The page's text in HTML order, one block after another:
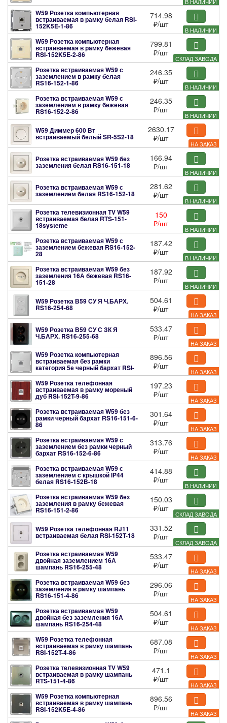
В НАЛИЧИИ
В НАЛИЧИИ
W59 Розетка компьютерная
встраиваемая в рамку белая RSI-
152K5E-1-86
714.98
₽/шт
СКЛАД ЗАВОДА
W59 Розетка компьютерная
встраиваемая в рамку бежевая
RSI-152K5E-2-86
799.81
₽/шт
В НАЛИЧИИ
Розетка встраиваемая W59 с
заземлением в рамку белая
RS16-152-1-86
246.35
₽/шт
В НАЛИЧИИ
Розетка встраиваемая W59 с
заземлением в рамку бежевая
RS16-152-2-86
246.35
₽/шт
НА ЗАКАЗ
W59 Диммер 600 Вт
встраиваемый белыйSR-5S2-18
2630.17
₽/шт
В НАЛИЧИИ
Розетка встраиваемая W59 без
заземления белая RS16-151-18
166.94
₽/шт
В НАЛИЧИИ
Розетка встраиваемая W59 с
заземлением белая RS16-152-18
281.62
₽/шт
В НАЛИЧИИ
Розетка телевизионная TV W59
встраиваемая белая RTS-151-
18systeme
150
₽/шт
В НАЛИЧИИ
Розетка встраиваемая W59 с
заземлением бежевая RS16-152-
28
187.42
₽/шт
В НАЛИЧИИ
Розетка встраиваемая W59 без
заземления 16А бежевая RS16-
151-28
187.92
₽/шт
НА ЗАКАЗ
W59 Розетка В59 СУ Я Ч.БАРХ.
RS16-254-68
504.61
₽/шт
НА ЗАКАЗ
W59 Розетка В59 СУ С ЗК Я
Ч.БАРХ. RS16-255-68
533.47
₽/шт
НА ЗАКАЗ
W59 Розетка компьютерная
встраиваемая без рамки
категория 5е черный бархат RSI-
152K5E-6-86
896.56
₽/шт
НА ЗАКАЗ
W59 Розетка телефонная
встраиваемая в рамку мореный
дубRSI-152T-9-86
197.23
₽/шт
НА ЗАКАЗ
Розетка встраиваемая W59 без
рамки черный бархат RS16-151-6-
86
301.64
₽/шт
НА ЗАКАЗ
Розетка встраиваемая W59 с
заземлением без рамки черный
бархат RS16-152-6-86
313.76
₽/шт
В НАЛИЧИИ
Розетка встраиваемая W59 с
заземлением с крышкой IP44
белая RS16-152B-18
414.88
₽/шт
СКЛАД ЗАВОДА
Розетка встраиваемая W59 без
заземления в рамку бежевая
RS16-151-2-86
150.03
₽/шт
СКЛАД ЗАВОДА
W59 Розетка телефонная RJ11
встраиваемая белая RSI-152T-18
331.52
₽/шт
НА ЗАКАЗ
Розетка встраиваемая W59
двойная заземлением 16А
шампань RS16-255-48
533.47
₽/шт
НА ЗАКАЗ
Розетка встраиваемая W59 без
заземления в рамку шампань
RS16-151-4-86
296.06
₽/шт
НА ЗАКАЗ
Розетка встраиваемая W59
двойная без заземления 16А
шампань RS16-254-48
504.61
₽/шт
НА ЗАКАЗ
W59 Розетка телефонная
встраиваемая в рамку шампань
RSI-152T-4-86
687.08
₽/шт
НА ЗАКАЗ
Розетка телевизионная TV W59
встраиваемая в рамку шампань
RTS-151-4-86
471.1
₽/шт
НА ЗАКАЗ
W59 Розетка компьютерная
встраиваемая в рамку шампань
RSI-152K5E-4-86
896.56
₽/шт